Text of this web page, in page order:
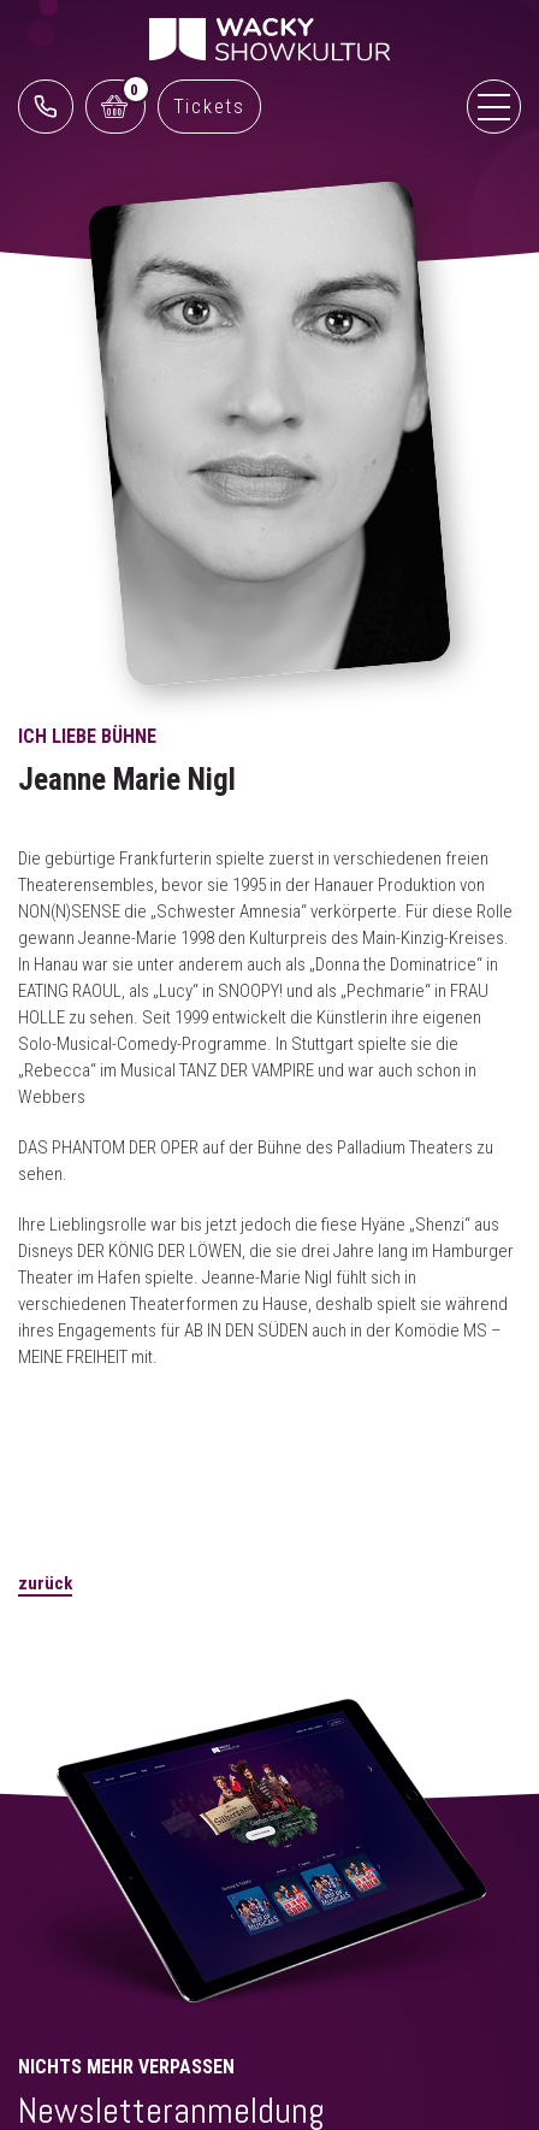
0
Tickets
ICH LIEBE BÜHNE
Jeanne Marie Nigl
Die gebürtige Frankfurterin spielte zuerst in verschiedenen freien
Theaterensembles, bevor sie 1995 in der Hanauer Produktion von
NON(N)SENSE die „Schwester Amnesia“ verkörperte. Für diese Rolle
gewann Jeanne-Marie 1998 den Kulturpreis des Main-Kinzig-Kreises.
In Hanau war sie unter anderem auch als „Donna the Dominatrice“ in
EATING RAOUL, als „Lucy“ in SNOOPY! und als „Pechmarie“ in FRAU
HOLLE zu sehen. Seit 1999 entwickelt die Künstlerin ihre eigenen
Solo-Musical-Comedy-Programme. In Stuttgart spielte sie die
„Rebecca“ im Musical TANZ DER VAMPIRE und war auch schon in
Webbers
DAS PHANTOM DER OPER auf der Bühne des Palladium Theaters zu
sehen.
Ihre Lieblingsrolle war bis jetzt jedoch die fiese Hyäne „Shenzi“ aus
Disneys DER KÖNIG DER LÖWEN, die sie drei Jahre lang im Hamburger
Theater im Hafen spielte. Jeanne-Marie Nigl fühlt sich in
verschiedenen Theaterformen zu Hause, deshalb spielt sie während
ihres Engagements für AB IN DEN SÜDEN auch in der Komödie MS –
MEINE FREIHEIT mit.
zurück
NICHTS MEHR VERPASSEN
Newsletteranmeldung